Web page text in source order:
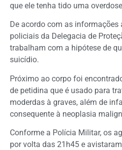
que ele tenha tido uma
De acordo com as informações
policiais da Delegacia de
trabalham com a hipótese de
suicídio.
Próximo ao corpo foi
de petidina que é usado para
moderdas à graves, além de
consequente à neoplasia
Conforme a Polícia Militar, os
por volta das 21h45 e